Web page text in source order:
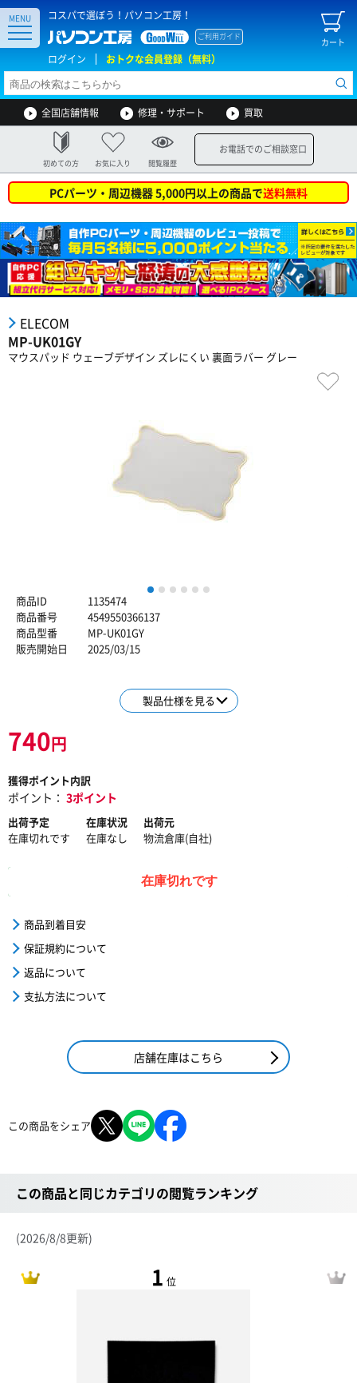
コスパで選ぼう！パソコン工房！
カート
ご利用ガイド
ログイン おトクな会員登録（無料）
MENU
全国店舗情報 修理・サポート 買取
初めての方 お気に入り 閲覧履歴
お電話でのご相談窓口
PCパーツ・周辺機器 5,000円以上の商品で送料無料
ELECOM
MP-UK01GY
マウスパッド ウェーブデザイン ズレにくい 裏面ラバー グレー
1 2 3 4 5
商品ID
1135474
商品番号
4549550366137
商品型番
MP-UK01GY
販売開始日
2025/03/15
製品仕様を見る
740円
獲得ポイント内訳
ポイント： 3ポイント
出荷予定
在庫切れです
在庫状況
在庫なし
出荷元
物流倉庫(自社)
在庫切れです
商品到着目安
保証規約について
返品について
支払方法について
店舗在庫はこちら
この商品をシェア
この商品と同じカテゴリの閲覧ランキング
(2026/8/8更新)
1 位